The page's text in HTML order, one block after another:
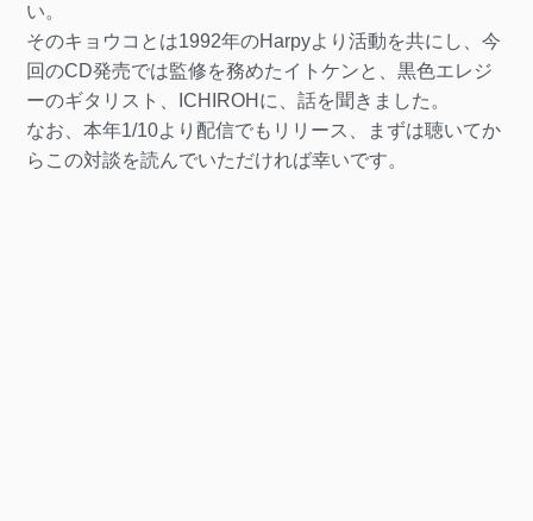
い。
そのキョウコとは1992年のHarpyより活動を共にし、今
回のCD発売では監修を務めたイトケンと、黒色エレジ
ーのギタリスト、ICHIROHに、話を聞きました。
なお、本年1/10より配信でもリリース、まずは聴いてか
らこの対談を読んでいただければ幸いです。